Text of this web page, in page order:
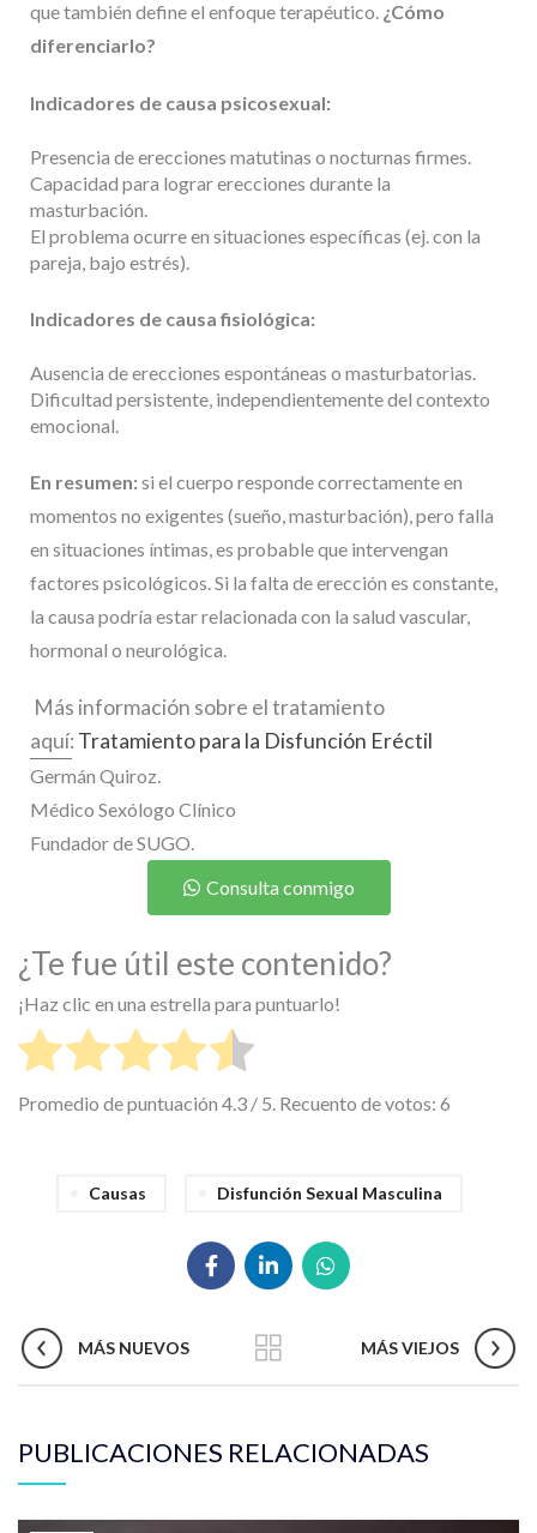
que también define el enfoque terapéutico. ¿Cómo
diferenciarlo?
Indicadores de causa psicosexual:
Presencia de erecciones matutinas o nocturnas firmes.
Capacidad para lograr erecciones durante la
masturbación.
El problema ocurre en situaciones específicas (ej. con la
pareja, bajo estrés).
Indicadores de causa fisiológica:
Ausencia de erecciones espontáneas o masturbatorias.
Dificultad persistente, independientemente del contexto
emocional.
En resumen: si el cuerpo responde correctamente en
momentos no exigentes (sueño, masturbación), pero falla
en situaciones íntimas, es probable que intervengan
factores psicológicos. Si la falta de erección es constante,
la causa podría estar relacionada con la salud vascular,
hormonal o neurológica.
Más información sobre el tratamiento
aquí: Tratamiento para la Disfunción Eréctil
Germán Quiroz.
Médico Sexólogo Clínico
Fundador de SUGO.
Consulta conmigo
¿Te fue útil este contenido?
¡Haz clic en una estrella para puntuarlo!
Promedio de puntuación 4.3 / 5. Recuento de votos: 6
Causas Disfunción Sexual Masculina
MÁS NUEVOS MÁS VIEJOS
PUBLICACIONES RELACIONADAS